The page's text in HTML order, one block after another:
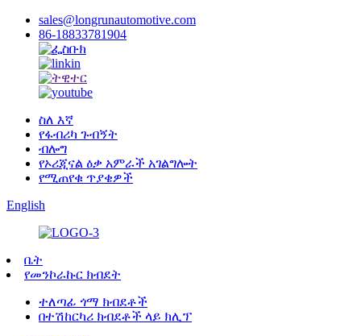
sales@longrunautomotive.com
86-18833781904
ስለ እኛ
የፋብሪካ ጉብኝት
ብሎግ
የኦሪጂናል ዕቃ አምራች አገልግሎት
የሚጠየቁ ጥያቄዎች
English
ቤት
የመንኮራኩር ክብደት
ተለጣፊ ጎማ ክብደቶች
በተሽከርካሪ ክብደቶች ላይ ክሊፕ